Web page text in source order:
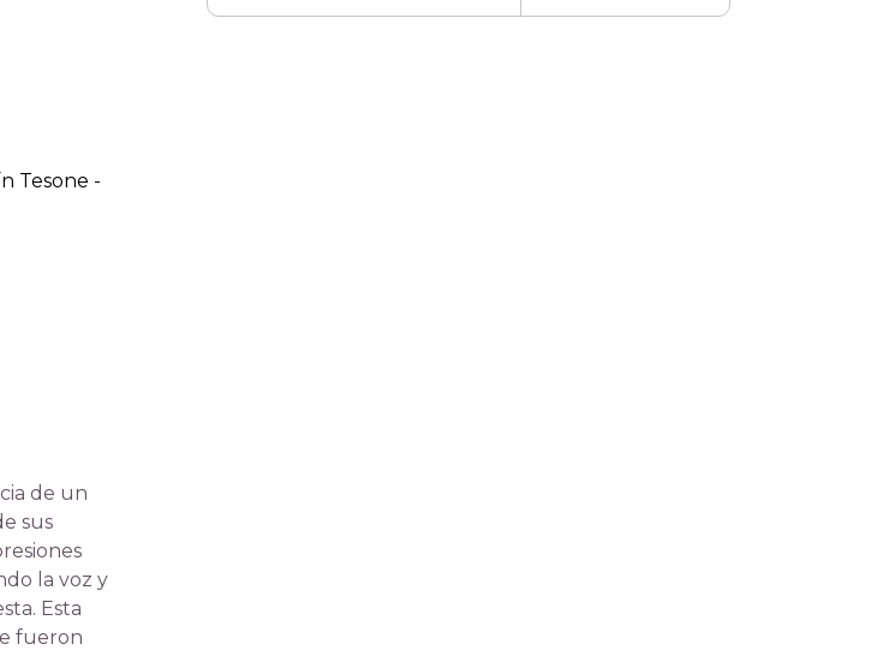
Tesone -
de un
sus
la voz y
Esta
fueron